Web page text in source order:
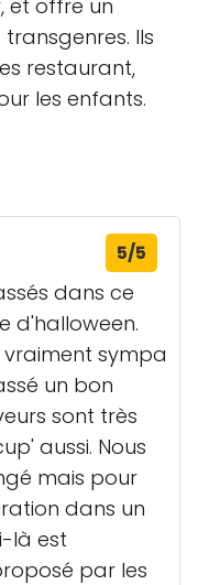
et offre un
Ils
restaurant,
les enfants.
5/5
dans ce
d'halloween.
sympa
un bon
sont très
aussi. Nous
mais pour
dans un
là est
par les